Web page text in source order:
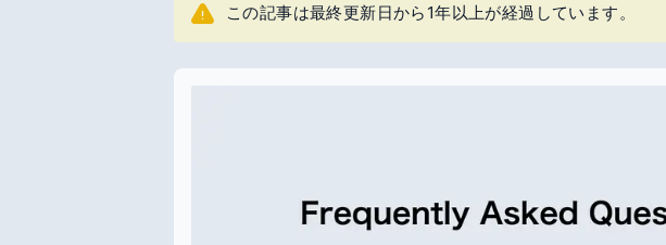
この記事は最終更新日から1年以上が経過しています。